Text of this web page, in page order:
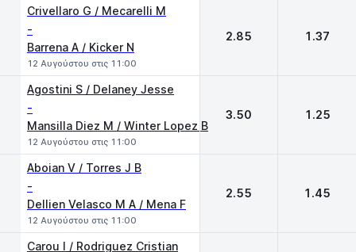
Crivellaro G / Mecarelli M
-
Barrena A / Kicker N
12 Αυγούστου στις 11:00
2.85 1.37
Agostini S / Delaney Jesse
-
Mansilla Diez M / Winter Lopez B
12 Αυγούστου στις 11:00
3.50 1.25
Aboian V / Torres J B
-
Dellien Velasco M A / Mena F
12 Αυγούστου στις 11:00
2.55 1.45
Carou I / Rodriguez Cristian